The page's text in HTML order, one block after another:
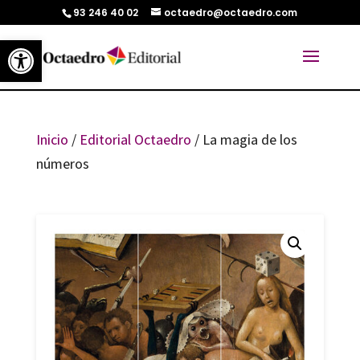
Abrir barra de herramientas
93 246 40 02 octaedro@octaedro.com
Inicio / Editorial Octaedro / La magia de los
números